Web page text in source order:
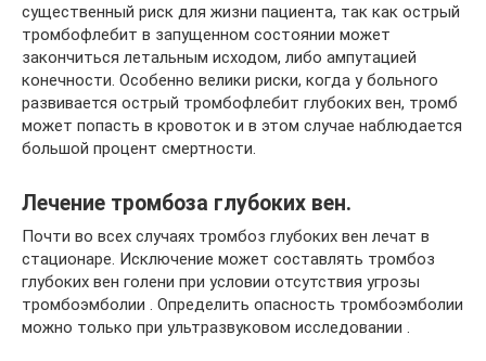
существенный риск для жизни пациента, так как острый
тромбофлебит в запущенном состоянии может
закончиться летальным исходом, либо ампутацией
конечности. Особенно велики риски, когда у больного
развивается острый тромбофлебит глубоких вен, тромб
может попасть в кровоток и в этом случае наблюдается
большой процент смертности.
Лечение тромбоза глубоких вен.
Почти во всех случаях тромбоз глубоких вен лечат в
стационаре. Исключение может составлять тромбоз
глубоких вен голени при условии отсутствия угрозы
тромбоэмболии . Определить опасность тромбоэмболии
можно только при ультразвуковом исследовании .